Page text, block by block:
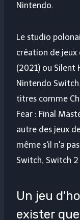
Nintendo.
Le studio
création de jeux
(2021) ou Silent
Nintendo
titres comme
Fear : Final
autre des jeux
même s'il n'a
Switch, Switch 2
Un jeu
exister